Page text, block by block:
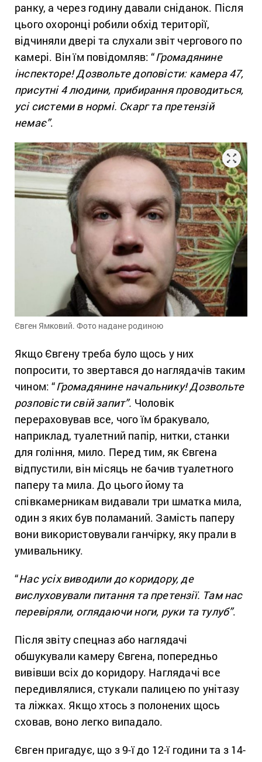
ранку, а через годину давали сніданок. Після
цього охоронці робили обхід території,
відчиняли двері та слухали звіт чергового по
камері. Він їм повідомляв: “Громадянине
інспекторе! Дозвольте доповісти: камера 47,
присутні 4 людини, прибирання проводиться,
усі системи в нормі. Скарг та претензій
немає”.
Євген Ямковий. Фото надане родиною
Якщо Євгену треба було щось у них
попросити, то звертався до наглядачів таким
чином: “Громадянине начальнику! Дозвольте
розповісти свій запит”. Чоловік
перераховував все, чого їм бракувало,
наприклад, туалетний папір, нитки, станки
для гоління, мило. Перед тим, як Євгена
відпустили, він місяць не бачив туалетного
паперу та мила. До цього йому та
співкамерникам видавали три шматка мила,
один з яких був поламаний. Замість паперу
вони використовували ганчірку, яку прали в
умивальнику.
“Нас усіх виводили до коридору, де
вислуховували питання та претензії. Там нас
перевіряли, оглядаючи ноги, руки та тулуб”.
Після звіту спецназ або наглядачі
обшукували камеру Євгена, попередньо
вивівши всіх до коридору. Наглядачі все
передивлялися, стукали палицею по унітазу
та ліжках. Якщо хтось з полонених щось
сховав, воно легко випадало.
Євген пригадує, що з 9-ї до 12-ї години та з 14-